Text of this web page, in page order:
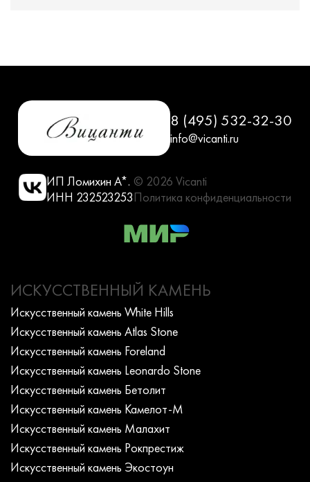
8 (495) 532-32-30
info@vicanti.ru
ИП Ломихин А*.
ИНН 232523253
© 2026 Vicanti
Политика конфиденциальности
ИСКУССТВЕННЫЙ КАМЕНЬ
Искусcтвенный камень White Hills
Искусcтвенный камень Atlas Stone
Искусcтвенный камень Foreland
Искусcтвенный камень Leonardo Stone
Искусcтвенный камень Бетолит
Искусcтвенный камень Камелот-М
Искусcтвенный камень Малахит
Искусcтвенный камень Рокпрестиж
Искусcтвенный камень Экостоун